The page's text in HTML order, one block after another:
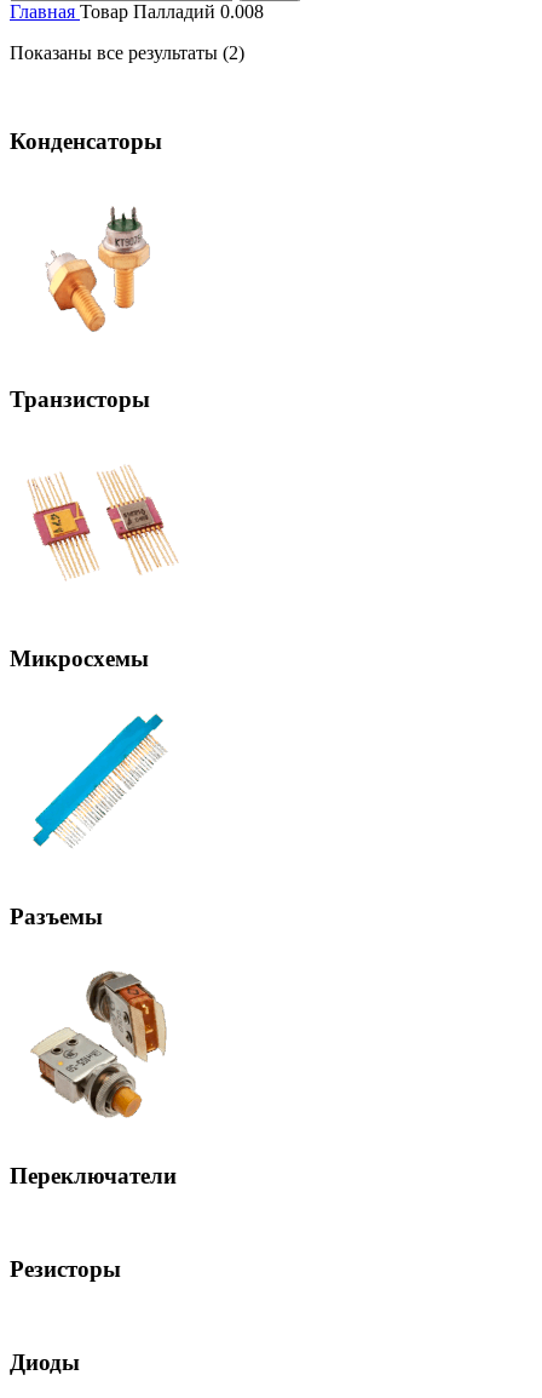
Главная Товар Палладий 0.008
Показаны все результаты (2)
Конденсаторы
Транзисторы
Микросхемы
Разъемы
Переключатели
Резисторы
Диоды